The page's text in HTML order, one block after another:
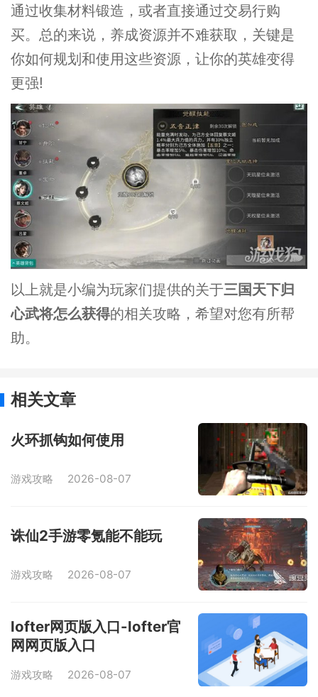
通过收集材料锻造，或者直接通过交易行购
买。总的来说，养成资源并不难获取，关键是
你如何规划和使用这些资源，让你的英雄变得
更强!
以上就是小编为玩家们提供的关于三国天下归
心武将怎么获得的相关攻略，希望对您有所帮
助。
相关文章
火环抓钩如何使用
游戏攻略 2026-08-07
诛仙2手游零氪能不能玩
游戏攻略 2026-08-07
lofter网页版入口-lofter官
网网页版入口
游戏攻略 2026-08-07